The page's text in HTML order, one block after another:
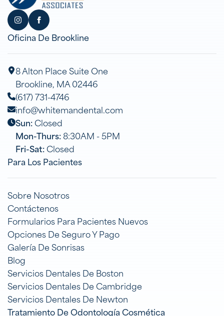
Oficina De Brookline
8 Alton Place Suite One
Brookline, MA 02446
(617) 731-4746
info@whitemandental.com
Sun:Closed
Mon-Thurs:8:30AM - 5PM
Fri-Sat:Closed
Para Los Pacientes
Sobre Nosotros
Contáctenos
Formularios Para Pacientes Nuevos
Opciones De Seguro Y Pago
Galería De Sonrisas
Blog
Servicios Dentales De Boston
Servicios Dentales De Cambridge
Servicios Dentales De Newton
Tratamiento De Odontología Cosmética